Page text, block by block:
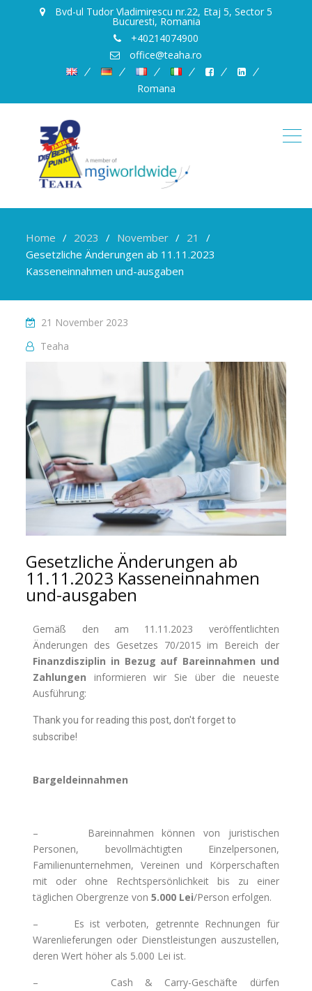
Bvd-ul Tudor Vladimirescu nr.22, Etaj 5, Sector 5
Bucuresti, Romania
+40214074900
office@teaha.ro
Romana
Home 2023 November
21
Gesetzliche Änderungen ab 11.11.2023
Kasseneinnahmen und-ausgaben
21 November 2023
Teaha
Gesetzliche Änderungen ab
11.11.2023 Kasseneinnahmen
und-ausgaben
Gemäß den am 11.11.2023 veröffentlichten
Änderungen des Gesetzes 70/2015 im Bereich der
Finanzdisziplin in Bezug auf Bareinnahmen und
Zahlungen informieren wir Sie über die neueste
Ausführung:
Thank you for reading this post, don't forget to
subscribe!
Bargeldeinnahmen
– Bareinnahmen können von juristischen
Personen, bevollmächtigten Einzelpersonen,
Familienunternehmen, Vereinen und Körperschaften
mit oder ohne Rechtspersönlichkeit bis zu einer
täglichen Obergrenze von5.000 Lei/Person erfolgen.
– Es ist verboten, getrennte Rechnungen für
Warenlieferungen oder Dienstleistungen auszustellen,
deren Wert höher als 5.000 Lei ist.
– Cash & Carry-Geschäfte dürfen